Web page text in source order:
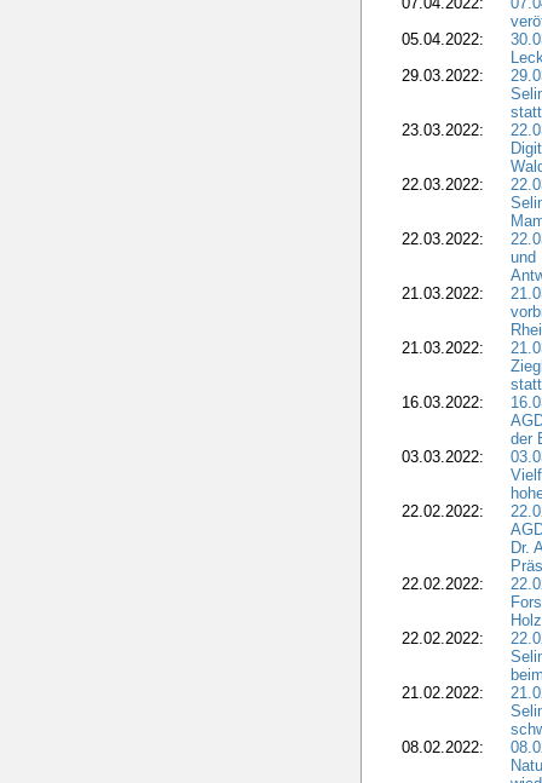
05.04.2022:
29.03.2022:
23.03.2022:
22.03.2022:
22.03.2022:
und
21.03.2022:
21.03.2022:
16.03.2022:
der
03.03.2022:
22.02.2022:
Dr.
22.02.2022:
22.02.2022:
21.02.2022:
08.02.2022: